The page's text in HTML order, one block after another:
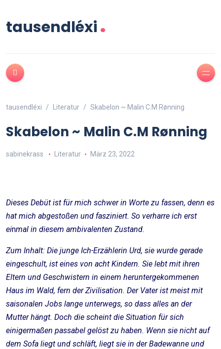
tausendléxi.
tausendléxi Literatur Skabelon ~ Malin C.M Rønning
Skabelon ~ Malin C.M Rønning
sabinekrass Literatur März 23, 2022
Dieses Debüt ist für mich schwer in Worte zu fassen, denn es
hat mich abgestoßen und fasziniert. So verharre ich erst
einmal in diesem ambivalenten Zustand.
Zum Inhalt: Die junge Ich-Erzählerin Urd, sie wurde gerade
eingeschult, ist eines von acht Kindern. Sie lebt mit ihren
Eltern und Geschwistern in einem heruntergekommenen
Haus im Wald, fern der Zivilisation. Der Vater ist meist mit
saisonalen Jobs lange unterwegs, so dass alles an der
Mutter hängt. Doch die scheint die Situation für sich
einigermaßen passabel gelöst zu haben. Wenn sie nicht auf
dem Sofa liegt und schläft, liegt sie in der Badewanne und